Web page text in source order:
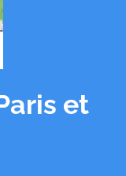
et